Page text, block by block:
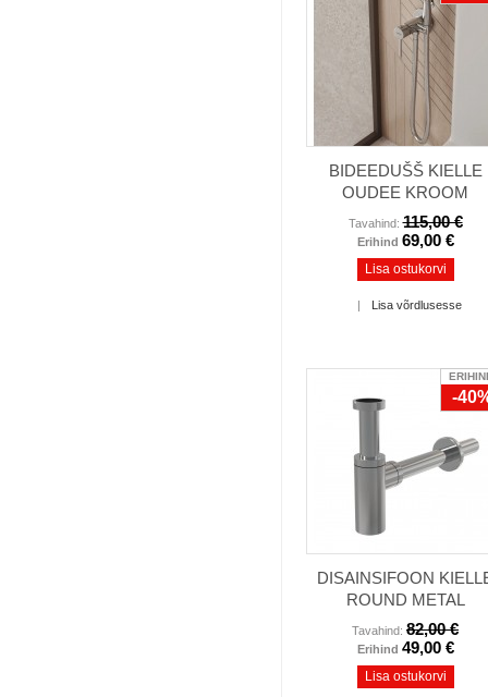
BIDEEDUŠŠ KIELLE
OUDEE KROOM
Tavahind: 115,00 €
Erihind 69,00 €
Lisa ostukorvi
| Lisa võrdlusesse
-
DISAINSIFOON
ROUND METAL
Tavahind: 82,00 €
Erihind 49,00 €
Lisa ostukorvi